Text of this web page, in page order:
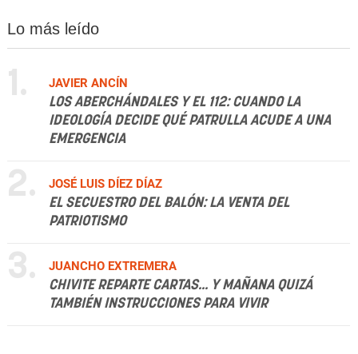
Lo más leído
1.
JAVIER ANCÍN
LOS ABERCHÁNDALES Y EL 112: CUANDO LA
IDEOLOGÍA DECIDE QUÉ PATRULLA ACUDE A UNA
EMERGENCIA
2.
JOSÉ LUIS DÍEZ DÍAZ
EL SECUESTRO DEL BALÓN: LA VENTA DEL
PATRIOTISMO
3.
JUANCHO EXTREMERA
CHIVITE REPARTE CARTAS... Y MAÑANA QUIZÁ
TAMBIÉN INSTRUCCIONES PARA VIVIR